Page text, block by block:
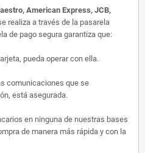
American Express, JCB,
realiza a través de la pasarela
de pago segura garantiza que:
pueda operar con ella.
comunicaciones que se
está asegurada.
en ninguna de nuestras bases
de manera más rápida y con la